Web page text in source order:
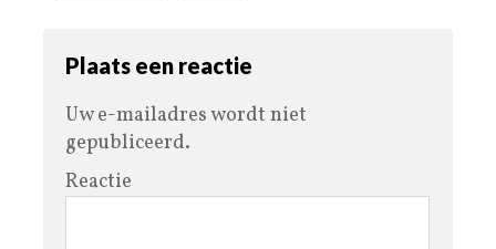
Plaats een reactie
Uw e-mailadres wordt niet
gepubliceerd.
Reactie